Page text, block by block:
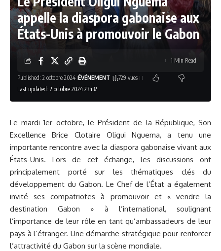
appelle la diaspora gabonaise aux
États-Unis à promouvoir le Gabon
Last updated: 2 octobre 2024 23h32
Published: 2 octobre 2024 ÉVÉNEMENT 729 vues
1 Min Read
Le mardi 1er octobre, le Président de la République, Son
Excellence Brice Clotaire Oligui Nguema, a tenu une
importante rencontre avec la diaspora gabonaise vivant aux
États-Unis. Lors de cet échange, les discussions ont
principalement porté sur les thématiques clés du
développement du Gabon. Le Chef de l’État a également
invité ses compatriotes à promouvoir et « vendre la
destination Gabon » à l’international, soulignant
l’importance de leur rôle en tant qu’ambassadeurs de leur
pays à l’étranger. Une démarche stratégique pour renforcer
l’attractivité du Gabon sur la scène mondiale.